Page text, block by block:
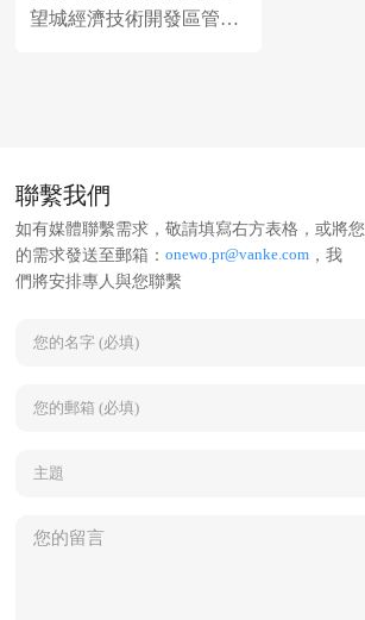
望城經濟技術開發區管理
項目。
聯繫我們
如有媒體聯繫需求，敬請填寫右方表格，或將您
的需求發送至郵箱：onewo.pr@vanke.com ，我
們將安排專人與您聯繫